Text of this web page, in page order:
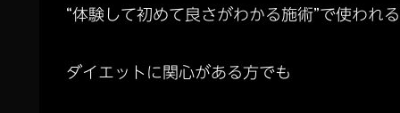
“体験して初めて良さがわかる施術”で使われ
ダイエットに関心がある方でも